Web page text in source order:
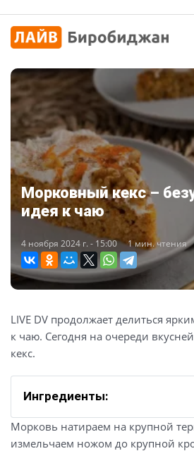
Морковный кекс –
идея к чаю
4 ноября 2024 г. - 15:00 1 мин. чтения
LIVE DV продолжает делиться
к чаю. Сегодня на очереди
кекс.
Ингредиенты:
морковь – 2 крупные;
яйцо – 3 шт.;
Морковь натираем на крупной
измельчаем ножом до крупной